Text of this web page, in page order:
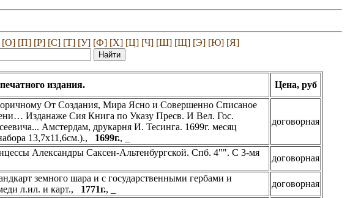
[О] [П] [Р] [С] [Т] [У] [Ф] [Х] [Ц] [Ч] [Ш] [Щ] [Э] [Ю] [Я]
издания. Цена, руб
От Создания, Мира Ясно и Совершенно Списаное
Изданаже Сия Книга по Указу Пресв. И Вел. Гос.
Амстердам, друкарня И. Тесинга. 1699г. месяц
13,7х11,6см.)., 1699г., _
договорная
Александры Саксен-Альтенбургской. Спб. 4"". С 3-мя
договорная
земного шара и с государственными гербами и
л.ил. и карт., 1771г., _
договорная